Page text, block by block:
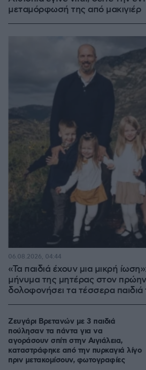
μεταμόρφωσή της από μακιγιέρ
«Τα παιδιά έχουν μια μικρή
μήνυμα της μητέρας στον
δολοφονήσει τα τέσσερα παιδιά
06.08.2026, 04:44
Ζευγάρι Βρετανών με 3 παιδιά
πούλησαν τα πάντα για να
αγοράσουν σπίτι στην Αιγιάλεια,
καταστράφηκε από την πυρκαγιά λίγο
πριν μετακομίσουν, φωτογραφίες